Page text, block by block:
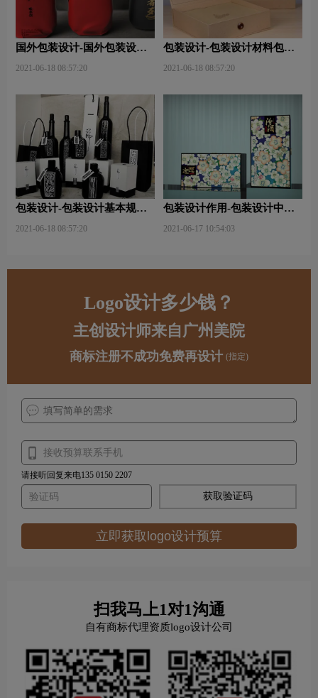
国外包装设计-国外包装设计
2021-06-18 08:57:20
包装设计-包装设计材料包含
2021-06-18 08:57:20
包装设计-包装设计基本规律
2021-06-18 08:57:20
包装设计作用-包装设计中文
2021-06-17 10:54:03
Logo设计多少钱？
主创设计师来自广州美院
商标注册不成功免费再设计 (指定)
请接听回复来电135 0150 2207
获取验证码
立即获取logo设计预算
扫我马上1对1沟通
自有商标代理资质logo设计公司